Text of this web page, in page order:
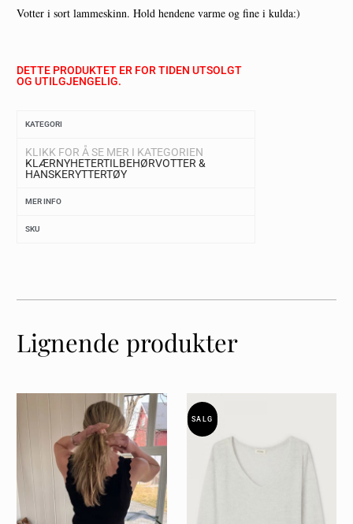
Votter i sort lammeskinn. Hold hendene varme og fine i kulda:)
DETTE PRODUKTET ER FOR TIDEN UTSOLGT
OG UTILGJENGELIG.
KATEGORI
KLIKK FOR Å SE MER I KATEGORIEN
KLÆRNYHETERTILBEHØRVOTTER &
HANSKERYTTERTØY
MER INFO
SKU
Lignende produkter
SALG